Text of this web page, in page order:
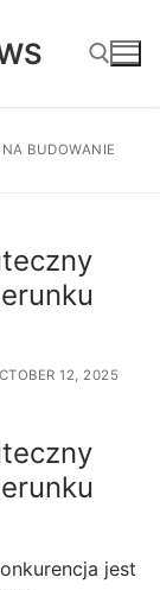
BUDOWANIE
12, 2025
jest